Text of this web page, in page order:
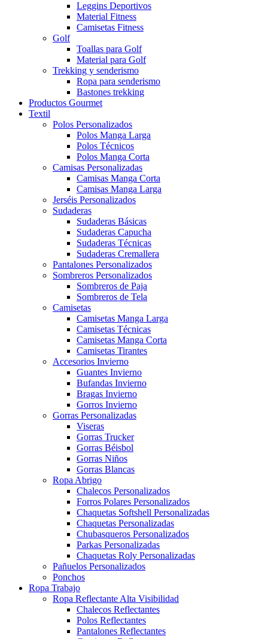
Leggins Deportivos
Material Fitness
Camisetas Fitness
Golf
Toallas para Golf
Material para Golf
Trekking y senderismo
Ropa para senderismo
Bastones trekking
Productos Gourmet
Textil
Polos Personalizados
Polos Manga Larga
Polos Técnicos
Polos Manga Corta
Camisas Personalizadas
Camisas Manga Corta
Camisas Manga Larga
Jerséis Personalizados
Sudaderas
Sudaderas Básicas
Sudaderas Capucha
Sudaderas Técnicas
Sudaderas Cremallera
Pantalones Personalizados
Sombreros Personalizados
Sombreros de Paja
Sombreros de Tela
Camisetas
Camisetas Manga Larga
Camisetas Técnicas
Camisetas Manga Corta
Camisetas Tirantes
Accesorios Invierno
Guantes Invierno
Bufandas Invierno
Bragas Invierno
Gorros Invierno
Gorras Personalizadas
Viseras
Gorras Trucker
Gorras Béisbol
Gorras Niños
Gorras Blancas
Ropa Abrigo
Chalecos Personalizados
Forros Polares Personalizados
Chaquetas Softshell Personalizadas
Chaquetas Personalizadas
Chubasqueros Personalizados
Parkas Personalizadas
Chaquetas Roly Personalizadas
Pañuelos Personalizados
Ponchos
Ropa Trabajo
Ropa Reflectante Alta Visibilidad
Chalecos Reflectantes
Polos Reflectantes
Pantalones Reflectantes